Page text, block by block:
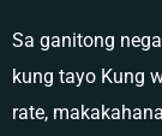
Sa ganitong
kung tayo Kung
rate,